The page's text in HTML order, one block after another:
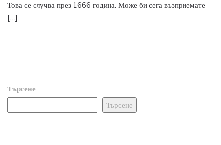
Това се случва през 1666 година. Може би сега възприемате
[…]
Търсене
Търсене